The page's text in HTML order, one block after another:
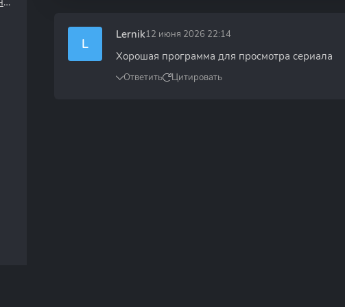
L
Lernik12 июня 2026 22:14
Хорошая программа для просмотра сериала
Ответить Цитировать